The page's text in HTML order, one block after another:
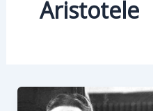
Aristotele